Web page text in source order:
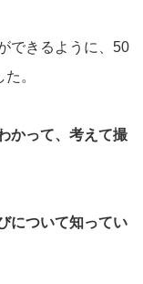
できるように、50
。
かって、考えて撮
について知ってい